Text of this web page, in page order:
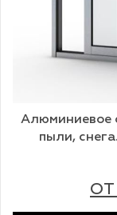
Алюминиевое
пыли,